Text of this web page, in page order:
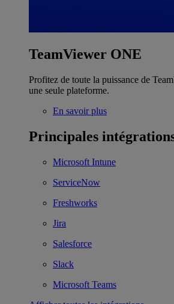
TeamViewer ONE
Profitez de toute la puissance de
une seule plateforme.
En savoir plus
Principales
Microsoft Intune
ServiceNow
Freshworks
Jira
Salesforce
Slack
Microsoft Teams